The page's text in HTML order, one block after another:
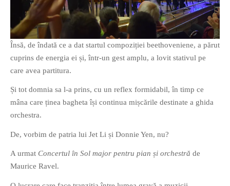
PAGINI
Contact
Descarca povestirea Floare
Download 101 Movie
Însă, de îndată ce a dat startul compoziției beethoveniene, a părut
cuprins de energia ei și, într-un gest amplu, a lovit stativul pe
care avea partitura.
Și tot domnia sa l-a prins, cu un reflex formidabil, în timp ce
mâna care ținea bagheta își continua mișcările destinate a ghida
orchestra.
De, vorbim de patria lui Jet Li și Donnie Yen, nu?
A urmat Concertul în Sol major pentru pian și orchestră de
Maurice Ravel.